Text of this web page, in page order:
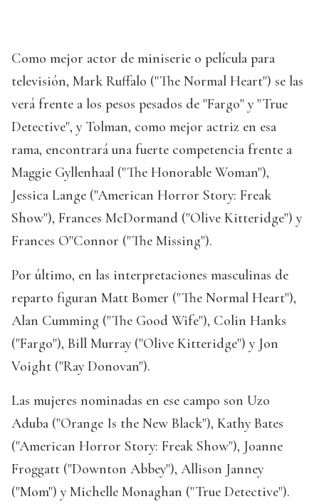
Como mejor actor de miniserie o película para
televisión, Mark Ruffalo ("The Normal Heart") se las
verá frente a los pesos pesados de "Fargo" y "True
Detective", y Tolman, como mejor actriz en esa
rama, encontrará una fuerte competencia frente a
Maggie Gyllenhaal ("The Honorable Woman"),
Jessica Lange ("American Horror Story: Freak
Show"), Frances McDormand ("Olive Kitteridge") y
Frances O"Connor ("The Missing").
Por último, en las interpretaciones masculinas de
reparto figuran Matt Bomer ("The Normal Heart"),
Alan Cumming ("The Good Wife"), Colin Hanks
("Fargo"), Bill Murray ("Olive Kitteridge") y Jon
Voight ("Ray Donovan").
Las mujeres nominadas en ese campo son Uzo
Aduba ("Orange Is the New Black"), Kathy Bates
("American Horror Story: Freak Show"), Joanne
Froggatt ("Downton Abbey"), Allison Janney
("Mom") y Michelle Monaghan ("True Detective").